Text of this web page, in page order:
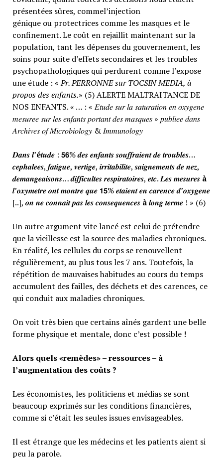
présentées sûres, commel’injection
génique ou protectrices comme les masques et le
confinement. Le coût en rejaillit maintenant sur la
population, tant les dépenses du gouvernement, les
soins pour suite d’effets secondaires et les troubles
psychopathologiques qui perdurent comme l’expose
une étude : «Pr. PERRONNE sur TOCSIN MEDIA, à
propos des enfants.» (5) ALERTE MALTRAITANCE DE
NOS ENFANTS. « … : « 𝐸𝑡𝑢𝑑𝑒 𝑠𝑢𝑟 𝑙𝑎 𝑠𝑎𝑡𝑢𝑟𝑎𝑡𝑖𝑜𝑛 𝑒𝑛 𝑜𝑥𝑦𝑔𝑒𝑛𝑒
𝑚𝑒𝑠𝑢𝑟𝑒𝑒 𝑠𝑢𝑟 𝑙𝑒𝑠 𝑒𝑛𝑓𝑎𝑛𝑡𝑠 𝑝𝑜𝑟𝑡𝑎𝑛𝑡 𝑑𝑒𝑠 𝑚𝑎𝑠𝑞𝑢𝑒𝑠 » 𝑝𝑢𝑏𝑙𝑖𝑒𝑒 𝑑𝑎𝑛𝑠
𝐴𝑟𝑐ℎ𝑖𝑣𝑒𝑠 𝑜𝑓 𝑀𝑖𝑐𝑟𝑜𝑏𝑖𝑜𝑙𝑜𝑔𝑦 & 𝐼𝑚𝑚𝑢𝑛𝑜𝑙𝑜𝑔𝑦
𝑫𝒂𝒏𝒔 𝒍’é𝒕𝒖𝒅𝒆 : 𝟱𝟲% 𝒅𝒆𝒔 𝒆𝒏𝒇𝒂𝒏𝒕𝒔 𝒔𝒐𝒖𝒇𝒇𝒓𝒂𝒊𝒆𝒏𝒕 𝒅𝒆 𝒕𝒓𝒐𝒖𝒃𝒍𝒆𝒔…
𝒄𝒆𝒑𝒉𝒂𝒍𝒆𝒆𝒔, 𝒇𝒂𝒕𝒊𝒈𝒖𝒆, 𝒗𝒆𝒓𝒕𝒊𝒈𝒆, 𝒊𝒓𝒓𝒊𝒕𝒂𝒃𝒊𝒍𝒊𝒕𝒆, 𝒔𝒂𝒊𝒈𝒏𝒆𝒎𝒆𝒏𝒕𝒔 𝒅𝒆 𝒏𝒆𝒛,
𝒅𝒆𝒎𝒂𝒏𝒈𝒆𝒂𝒊𝒔𝒐𝒏𝒔… 𝒅𝒊𝒇𝒇𝒊𝒄𝒖𝒍𝒕𝒆𝒔 𝒓𝒆𝒔𝒑𝒊𝒓𝒂𝒕𝒐𝒊𝒓𝒆𝒔, 𝒆𝒕𝒄. 𝑳𝒆𝒔 𝒎𝒆𝒔𝒖𝒓𝒆𝒔 à
𝒍’𝒐𝒙𝒚𝒎𝒆𝒕𝒓𝒆 𝒐𝒏𝒕 𝒎𝒐𝒏𝒕𝒓𝒆 𝒒𝒖𝒆 𝟭𝟱% 𝒆𝒕𝒂𝒊𝒆𝒏𝒕 𝒆𝒏 𝒄𝒂𝒓𝒆𝒏𝒄𝒆 𝒅’𝒐𝒙𝒚𝒈𝒆𝒏𝒆
[..], 𝒐𝒏 𝒏𝒆 𝒄𝒐𝒏𝒏𝒂𝒊𝒕 𝒑𝒂𝒔 𝒍𝒆𝒔 𝒄𝒐𝒏𝒔𝒆𝒒𝒖𝒆𝒏𝒄𝒆𝒔 à𝒍𝒐𝒏𝒈 𝒕𝒆𝒓𝒎𝒆 ! » (6)
Un autre argument vite lancé est celui de prétendre
que la vieillesse est la source des maladies chroniques.
En réalité, les cellules du corps se renouvellent
régulièrement, au plus tous les 7 ans. Toutefois, la
répétition de mauvaises habitudes au cours du temps
accumulent des failles, des déchets et des carences, ce
qui conduit aux maladies chroniques.
On voit très bien que certains aînés gardent une belle
forme physique et mentale, donc c’est possible !
Alors quels «remèdes» – ressources – à
l’augmentation des coûts ?
Les économistes, les politiciens et médias se sont
beaucoup exprimés sur les conditions financières,
comme si c’était les seules issues envisageables.
Il est étrange que les médecins et les patients aient si
peu la parole.